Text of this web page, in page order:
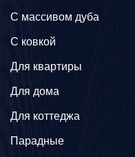
C массивом дуба
C ковкой
Для квартиры
Для дома
Для коттеджа
Парадные